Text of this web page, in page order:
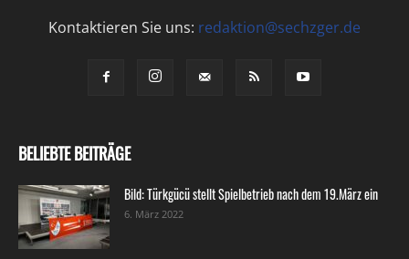
Kontaktieren Sie uns: redaktion@sechzger.de
BELIEBTE BEITRÄGE
Bild: Türkgücü stellt Spielbetrieb nach dem 19.März ein
6. März 2022